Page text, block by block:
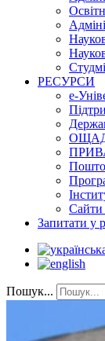
РЕСУРСИ
е-
Сайти
Запитати у
Пошук...